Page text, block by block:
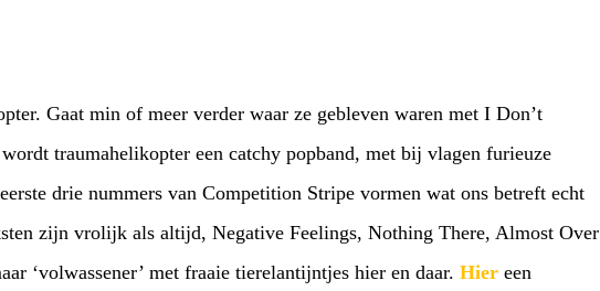
Gaat min of meer verder waar ze gebleven waren met I Don’t
traumahelikopter een catchy popband, met bij vlagen furieuze
drie nummers van Competition Stripe vormen wat ons betreft echt
zijn vrolijk als altijd, Negative Feelings, Nothing There, Almost Over
‘volwassener’ met fraaie tierelantijntjes hier en daar. Hier een